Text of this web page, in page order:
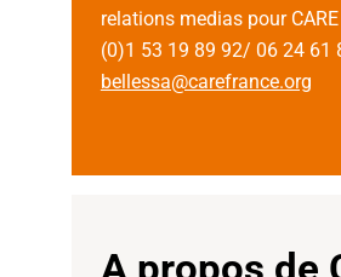
relations medias pour
(0)1 53 19 89 92/ 06 24 61
bellessa@carefrance.org